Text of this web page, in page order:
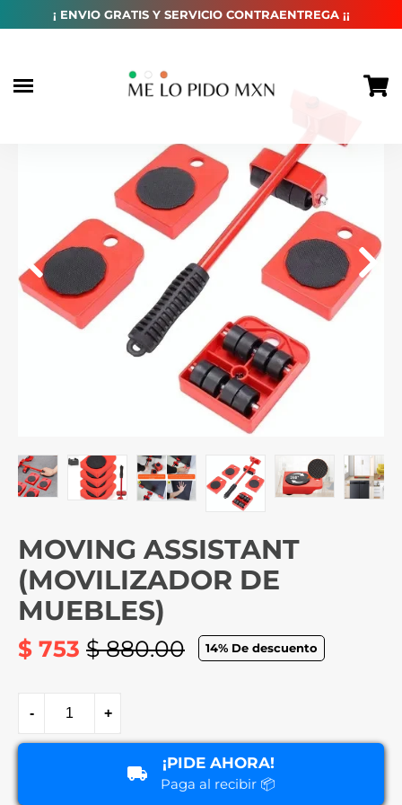
directamente
¡ ENVIO GRATIS Y SERVICIO CONTRAENTREGA ¡¡
habitual
MOVING ASSISTANT
(MOVILIZADOR DE
MUEBLES)
$ 753 $ 880.00
Precio
14% De descuento
+
-
¡PIDE AHORA!
Paga al recibir 📦